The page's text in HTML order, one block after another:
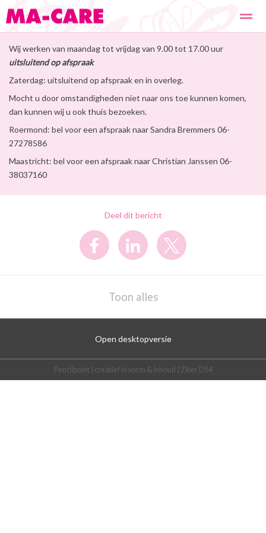
Wat doen we? Werkwijze Ons team De oprichter
Home Locatie
Wij werken van maandag tot vrijdag van 9.00 tot 17.00 uur
uitsluitendop afspraak
Zaterdag: uitsluitend op afspraak en in overleg.
Mocht u door omstandigheden niet naar ons toe kunnen komen,
dan kunnen wij u ook thuis bezoeken.
Roermond: bel voor een afspraak naar Sandra Bremmers 06-
27278586
Maastricht: bel voor een afspraak naar Christian Janssen 06-
38037160
Deel dit bericht
Toon alles
Open desktopversie
Pencilpoint | creatief in vorm & inhoud | Ziber DS4